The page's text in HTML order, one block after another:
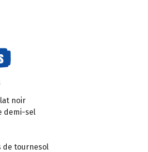
noir
demi-sel
de tournesol